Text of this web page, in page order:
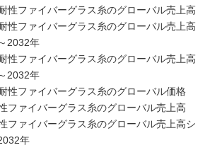
性ファイバーグラス糸のグローバル売上高
性ファイバーグラス糸のグローバル売上高
2032年
性ファイバーグラス糸のグローバル売上高
2032年
性ファイバーグラス糸のグローバル価格
ファイバーグラス糸のグローバル売上高
ファイバーグラス糸のグローバル売上高シ
年